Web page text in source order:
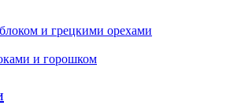
и грецкими орехами
и горошком